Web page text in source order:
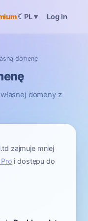
☾ PL▾ Log in
domenę
domeny z
zajmuje mniej
i dostępu do